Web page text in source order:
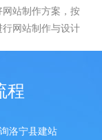
网站制作方案，按
行网站制作与设计
程
洛宁县建站